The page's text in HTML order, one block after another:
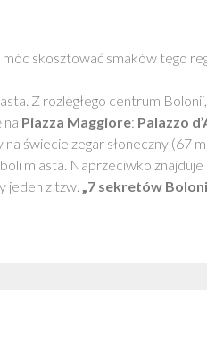
skosztować smaków tego
Z rozległego centrum
na Piazza Maggiore: Palazzo
na świecie zegar słoneczny (67
miasta. Naprzeciwko znajduje
jeden z tzw. „7 sekretów